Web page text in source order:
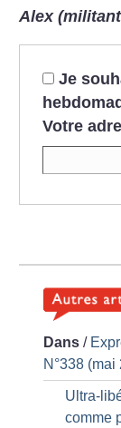
Alex
Je
Votre
Dans /
N°338 (mai
Ultra-
comme